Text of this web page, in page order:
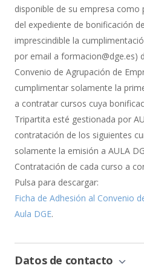
Bonificación
disponible de su empresa
del expediente de bonificación
imprescindible la
por email a formacion@dge.es)
Convenio de Agrupación de
cumplimentar solamente la
a contratar cursos cuya
Tripartita esté gestionada por
contratación de los siguientes
solamente la emisión a AULA
Contratación de cada curso a
Pulsa para descargar:
Ficha de Adhesión al Convenio
Aula DGE.
Datos de contacto